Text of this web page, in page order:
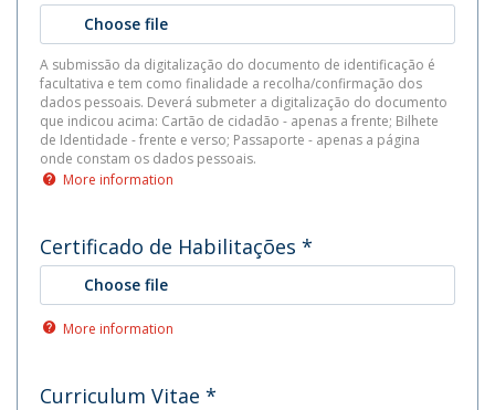
Choose file
A submissão da digitalização do documento de identificação é
facultativa e tem como finalidade a recolha/confirmação dos
dados pessoais. Deverá submeter a digitalização do documento
que indicou acima: Cartão de cidadão - apenas a frente; Bilhete
de Identidade - frente e verso; Passaporte - apenas a página
onde constam os dados pessoais.
More information
Certificado de Habilitações *
Choose file
More information
Curriculum Vitae *